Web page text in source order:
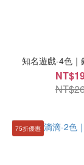
知名遊戲-4色｜
75折優惠